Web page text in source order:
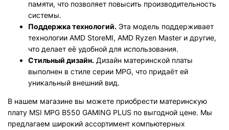
памяти, что позволяет повысить производительность
системы.
Поддержка технологий. Эта модель поддерживает
технологии AMD StoreMI, AMD Ryzen Master и другие,
что делает её удобной для использования.
Стильный дизайн. Дизайн материнской платы
выполнен в стиле серии MPG, что придаёт ей
уникальный внешний вид.
В нашем магазине вы можете приобрести материнскую
плату MSI MPG B550 GAMING PLUS по выгодной цене. Мы
предлагаем широкий ассортимент компьютерных